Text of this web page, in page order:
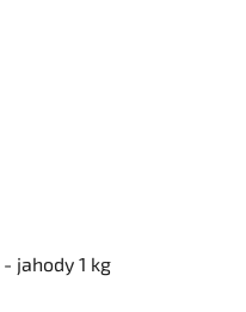
jahody 1 kg